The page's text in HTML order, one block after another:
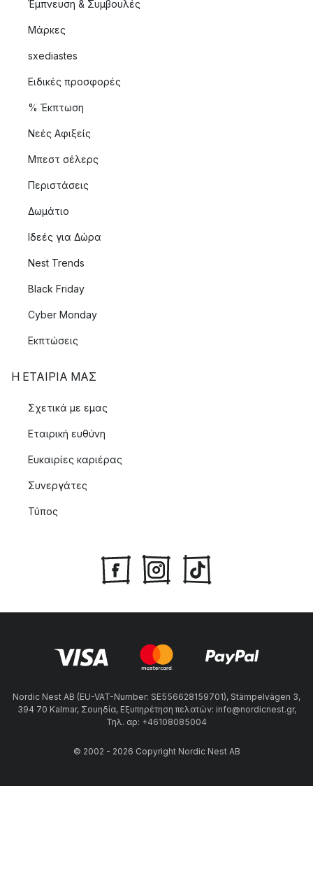
Έμπνευση & Συμβουλές
Μάρκες
sxediastes
Ειδικές προσφορές
% Έκπτωση
Νεές Αφιξείς
Μπεστ σέλερς
Περιστάσεις
Δωμάτιο
Ιδεές για Δώρα
Nest Trends
Black Friday
Cyber Monday
Εκπτώσεις
Η ΕΤΑΊΡΙΑ ΜΑΣ
Σχετικά με εμας
Εταιρική ευθύνη
Ευκαιρίες καριέρας
Συνεργάτες
Τύπος
Nordic Nest AB (EU-VAT-Number: SE556628159701), Stämpelvägen 3,
394 70 Kalmar, Σουηδία, Εξυπηρέτηση πελατών: info@nordicnest.gr,
Τηλ. αρ: +46108085004
© 2002 - 2026 Copyright Nordic Nest AB